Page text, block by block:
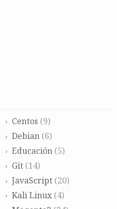
Centos (9)
Debian(6)
Educación(5)
Git(14)
JavaScript(20)
Kali Linux(4)